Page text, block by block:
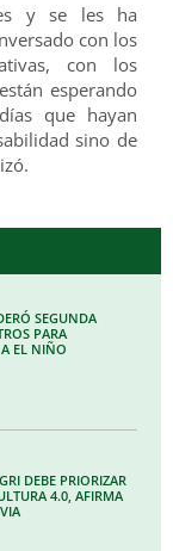
y se les ha
con los
con los
esperando
que hayan
sino de
SEGUNDA
PARA
EL NIÑO
DEBE PRIORIZAR
4.0, AFIRMA